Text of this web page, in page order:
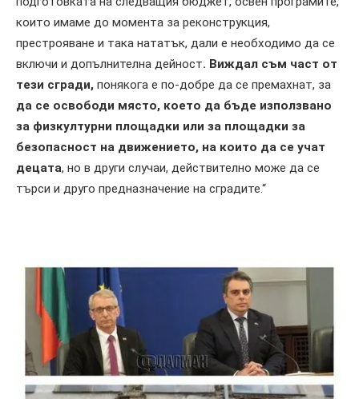
които имаме до момента за реконструкция,
престрояване и така нататък, дали е необходимо да се
включи и допълнителна дейност. Виждал съм част от
тези сгради, понякога е по-добре да се премахнат, за
да се освободи място, което да бъде използвано
за физкултурни площадки или за площадки за
безопасност на движението, на които да се учат
децата, но в други случаи, действително може да се
търси и друго предназначение на сградите.“